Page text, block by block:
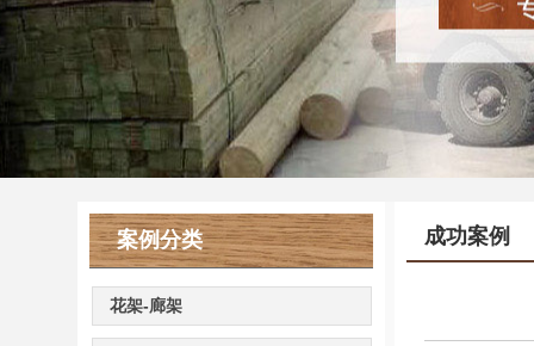
案例分类
花架-廊架
成功案例